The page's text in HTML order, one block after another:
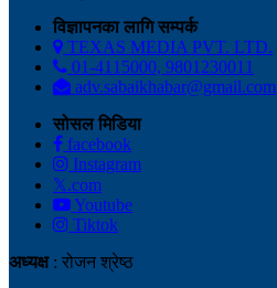
विज्ञापनका लागि सम्पर्क
TEXAS MEDIA PVT. LTD.
01-4115000, 9801230011
adv.sabaikhabar@gmail.com
सोसल मिडिया
facebook
Instagram
𝕏.com
Youtube
Tiktok
अध्यक्ष: रोजन श्रेष्ठ